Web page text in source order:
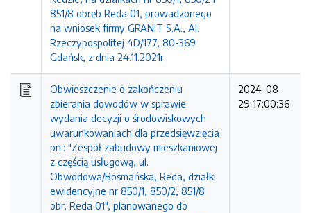
851/8 obręb Reda 01, prowadzonego
na wniosek firmy GRANIT S.A., Al.
Rzeczypospolitej 4D/177, 80-369
Gdańsk, z dnia 24.11.2021r.
Obwieszczenie o zakończeniu
zbierania dowodów w sprawie
wydania decyzji o środowiskowych
uwarunkowaniach dla przedsięwzięcia
pn.: "Zespół zabudowy mieszkaniowej
z częścią usługową, ul.
Obwodowa/Bosmańska, Reda, działki
ewidencyjne nr 850/1, 850/2, 851/8
obr. Reda 01", planowanego do
2024-08-
29 17:00:36